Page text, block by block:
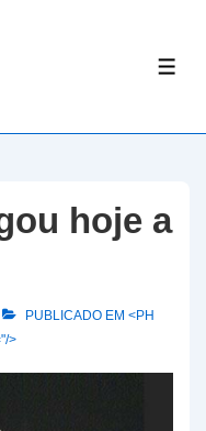
hoje a
PUBLICADO EM <PH
>